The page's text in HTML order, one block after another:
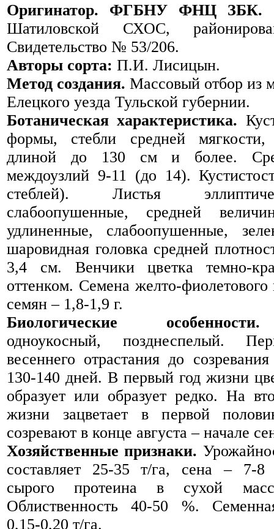
Оригинатор. ФГБНУ ФНЦ ЗБК.
Шатиловской СХОС,
Свидетельство № 53/206.
Авторы сорта: П.И. Лисицын.
Метод создания. Массовый отбор из
Елецкого уезда Тульской губернии.
Ботаническая характеристика.
формы, стебли средней мягкости,
длиной до 130 см и более.
междоузлий 9-11 (до 14).
стеблей). Листья
слабоопушенные, средней
удлиненные, слабоопушенные,
шаровидная головка средней
3,4 см. Венчики цветка темно-
оттенком. Семена желто-
семян – 1,8-1,9 г.
Биологические особенности.
одноукосный, позднеспелый.
весеннего отрастания до
130-140 дней. В первый год жизни
образует или образует редко. На
жизни зацветает в первой
созревают в конце августа – начале
Хозяйственные признаки.
составляет 25-35 т/га, сена – 7-8
сырого протеина в сухой
Облиственность 40-50 %.
0,15-0,20 т/га.